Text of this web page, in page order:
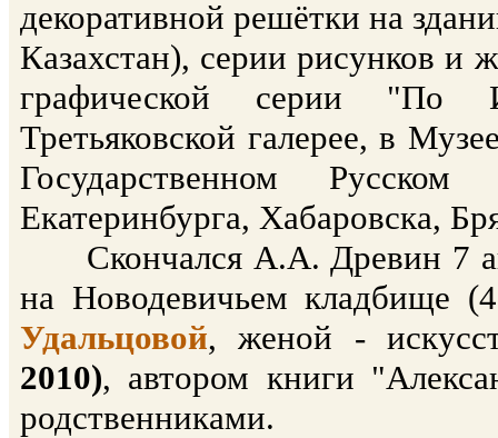
декоративной решётки на
Казахстан), серии рисунков
графической серии "По
Третьяковской галерее, в
Государственном
Екатеринбурга, Хабаровска,
Скончался А.А. Древин 7
на Новодевичьем кладбище
Удальцовой, женой -
2010), автором книги
родственниками.